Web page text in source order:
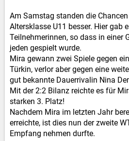
Am Samstag standen die
Altersklasse U11 besser. Hier gab
Teilnehmerinnen, so dass in einer
jeden gespielt wurde.
Mira gewann zwei Spiele gegen
Türkin, verlor aber gegen eine
gut bekannte Dauerrivalin Nina
Mit der 2:2 Bilanz reichte es für
starken 3. Platz!
Nachdem Mira im letzten Jahr
erreichte, ist dies nun der zweite
Empfang nehmen durfte.